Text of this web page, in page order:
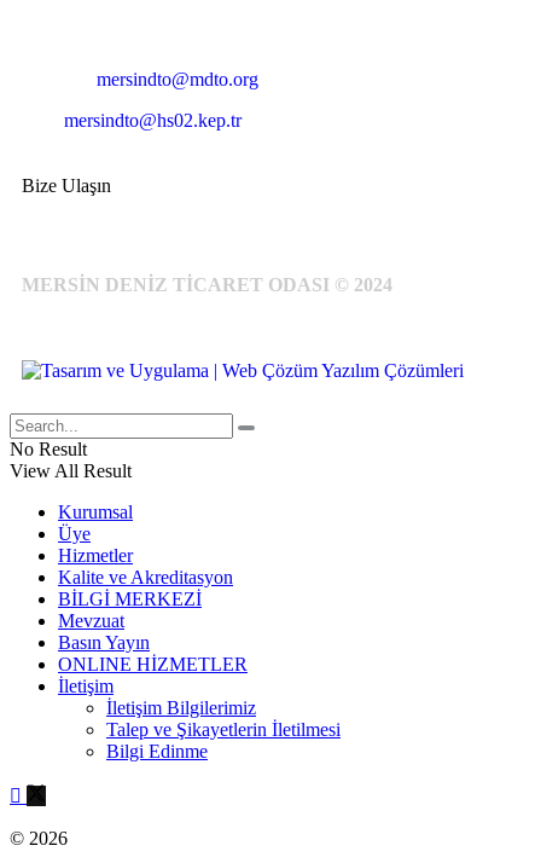
mersindto@mdto.org
mersindto@hs02.kep.tr
Bize Ulaşın
MERSİN DENİZ TİCARET ODASI © 2024
No Result
View All Result
Kurumsal
Üye
Hizmetler
Kalite ve Akreditasyon
BİLGİ MERKEZİ
Mevzuat
Basın Yayın
ONLINE HİZMETLER
İletişim
İletişim Bilgilerimiz
Talep ve Şikayetlerin İletilmesi
Bilgi Edinme
© 2026